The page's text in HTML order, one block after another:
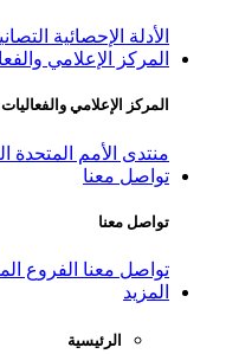
الأدلة الإحصائية
المركز الإعلامي
المركز الإعلامي والفعاليات
منتدى الأمم المتحدة
تواصل معنا
تواصل معنا
تواصل معنا الفروع
المزيد
الرئيسية